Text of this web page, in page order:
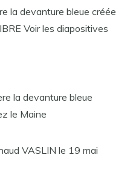
la devanture bleue créée
Voir les diapositives
la devanture bleue
le Maine
VASLIN le 19 mai